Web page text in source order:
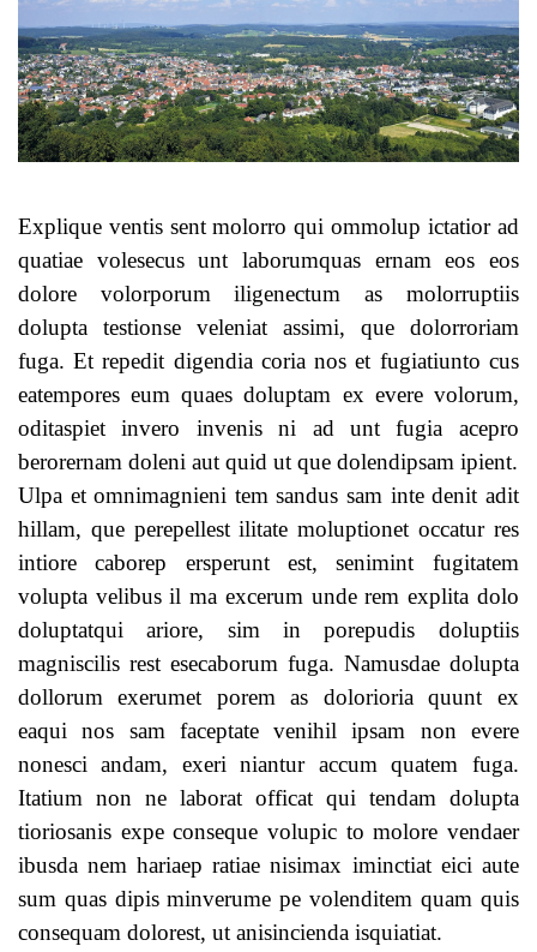
Explique ventis sent molorro qui ommolup ictatior ad
quatiae volesecus unt laborumquas ernam eos eos
dolore volorporum iligenectum as molorruptiis
dolupta testionse veleniat assimi, que dolorroriam
fuga. Et repedit digendia coria nos et fugiatiunto cus
eatempores eum quaes doluptam ex evere volorum,
oditaspiet invero invenis ni ad unt fugia acepro
berorernam doleni aut quid ut que dolendipsam ipient.
Ulpa et omnimagnieni tem sandus sam inte denit adit
hillam, que perepellest ilitate moluptionet occatur res
intiore caborep ersperunt est, senimint fugitatem
volupta velibus il ma excerum unde rem explita dolo
doluptatqui ariore, sim in porepudis doluptiis
magniscilis rest esecaborum fuga. Namusdae dolupta
dollorum exerumet porem as dolorioria quunt ex
eaqui nos sam faceptate venihil ipsam non evere
nonesci andam, exeri niantur accum quatem fuga.
Itatium non ne laborat officat qui tendam dolupta
tioriosanis expe conseque volupic to molore vendaer
ibusda nem hariaep ratiae nisimax iminctiat eici aute
sum quas dipis minverume pe volenditem quam quis
consequam dolorest, ut anisincienda isquiatiat.